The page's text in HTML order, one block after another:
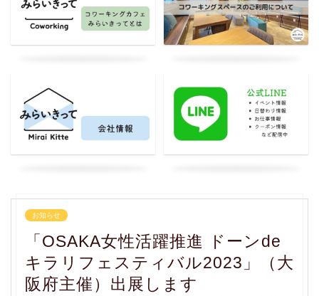
お知らせ
「OSAKA女性活躍推進 ドーンde
キラリフェスティバル2023」（大
阪府主催）出展します